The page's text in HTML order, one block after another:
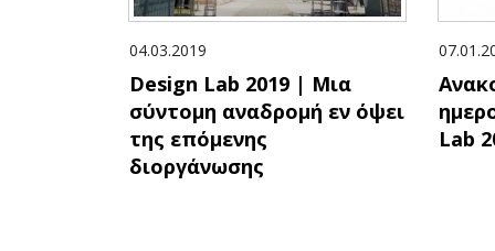
04.03.2019
Design Lab 2019 | Μια
σύντομη αναδρομή εν όψει
της επόμενης
διοργάνωσης
Lab